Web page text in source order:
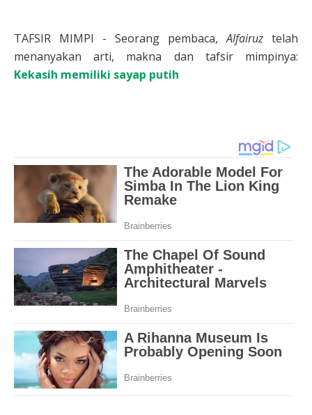
TAFSIR MIMPI - Seorang pembaca,Alfairuz telah
menanyakan arti, makna dan tafsir mimpinya:
Kekasih memiliki sayap putih